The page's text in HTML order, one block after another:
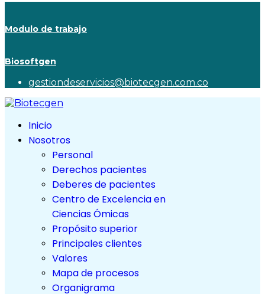
Modulo de trabajo
Biosoftgen
gestiondeservicios@biotecgen.com.co
Inicio
Nosotros
Personal
Derechos pacientes
Deberes de pacientes
Centro de Excelencia en
Ciencias Ómicas
Propósito superior
Principales clientes
Valores
Mapa de procesos
Organigrama